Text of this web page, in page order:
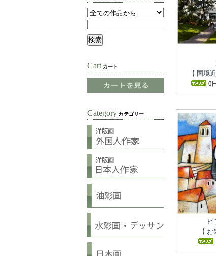
【 国境
0
ピ
【
Cart カート
Category カテゴリー